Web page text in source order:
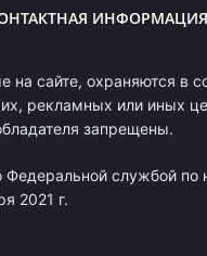
ИНФОРМАЦИЯ
сайте, охраняются в
рекламных или иных
запрещены.
службой по
2021 г.